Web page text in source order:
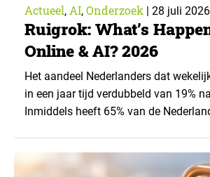
Actueel, AI, Onderzoek | 28 juli 2026
Ruigrok: What’s
Online & AI? 2026
Het aandeel Nederlanders dat
in een jaar tijd verdubbeld van 19%
Inmiddels heeft 65% van de
van What’s Happening Online & AI?